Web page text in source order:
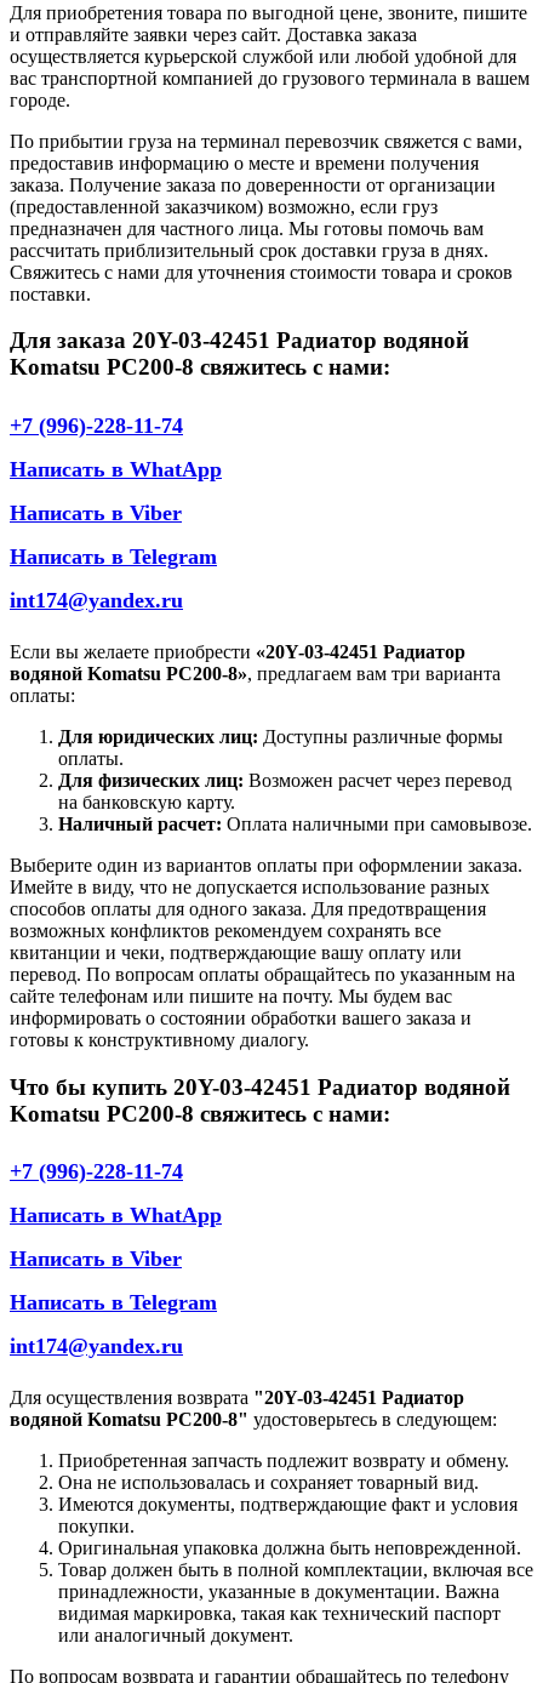
Для приобретения товара по выгодной цене, звоните, пишите
и отправляйте заявки через сайт. Доставка заказа
осуществляется курьерской службой или любой удобной для
вас транспортной компанией до грузового терминала в вашем
городе.
По прибытии груза на терминал перевозчик свяжется с вами,
предоставив информацию о месте и времени получения
заказа. Получение заказа по доверенности от организации
(предоставленной заказчиком) возможно, если груз
предназначен для частного лица. Мы готовы помочь вам
рассчитать приблизительный срок доставки груза в днях.
Свяжитесь с нами для уточнения стоимости товара и сроков
поставки.
Для заказа 20Y-03-42451 Радиатор водяной
Komatsu PC200-8 свяжитесь с нами:
+7 (996)-228-11-74
Написать в WhatApp
Написать в Viber
Написать в Telegram
int174@yandex.ru
Если вы желаете приобрести «20Y-03-42451 Радиатор
водяной Komatsu PC200-8», предлагаем вам три варианта
оплаты:
Для юридических лиц: Доступны различные формы
оплаты.
Для физических лиц: Возможен расчет через перевод
на банковскую карту.
Наличный расчет: Оплата наличными при самовывозе.
Выберите один из вариантов оплаты при оформлении заказа.
Имейте в виду, что не допускается использование разных
способов оплаты для одного заказа. Для предотвращения
возможных конфликтов рекомендуем сохранять все
квитанции и чеки, подтверждающие вашу оплату или
перевод. По вопросам оплаты обращайтесь по указанным на
сайте телефонам или пишите на почту. Мы будем вас
информировать о состоянии обработки вашего заказа и
готовы к конструктивному диалогу.
Что бы купить 20Y-03-42451 Радиатор водяной
Komatsu PC200-8 свяжитесь с нами:
+7 (996)-228-11-74
Написать в WhatApp
Написать в Viber
Написать в Telegram
int174@yandex.ru
Для осуществления возврата "20Y-03-42451 Радиатор
водяной Komatsu PC200-8" удостоверьтесь в следующем:
Приобретенная запчасть подлежит возврату и обмену.
Она не использовалась и сохраняет товарный вид.
Имеются документы, подтверждающие факт и условия
покупки.
Оригинальная упаковка должна быть неповрежденной.
Товар должен быть в полной комплектации, включая все
принадлежности, указанные в документации. Важна
видимая маркировка, такая как технический паспорт
или аналогичный документ.
По вопросам возврата и гарантии обращайтесь по телефону